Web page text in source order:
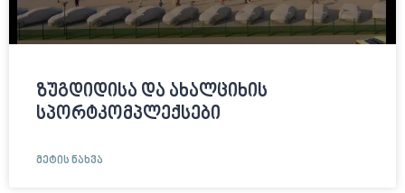
ზუგდიდისა და ახალციხის
სპორტკომპლექსები
ᲛᲔᲢᲘᲡ ᲜᲐᲮᲕᲐ